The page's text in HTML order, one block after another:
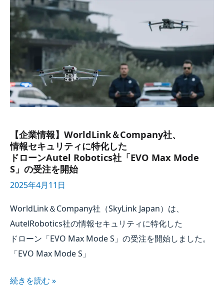
【企業情報】WorldLink＆Company社、​
情報セキュリティに​特化した​
ドローンAutel Robotics社​「EVO Max Mode
S」の​受注を​開始
2025年4月11日
WorldLink＆Company社​（SkyLink Japan）は、​
AutelRobotics社の​情報セキュリティに​特化した​
ドローン​「EVO Max Mode S」の​受注を​開始しました。​
「EVO Max Mode S」
【企業情報】
WorldLink
＆
Company社、​
情報セキュリティに​
特化した​
ドローンAutel Robotics
Mode
S」
の​
受注を​
続きを​読む »